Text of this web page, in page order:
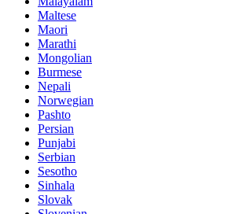
Maltese
Maori
Marathi
Mongolian
Burmese
Nepali
Norwegian
Pashto
Persian
Punjabi
Serbian
Sesotho
Sinhala
Slovak